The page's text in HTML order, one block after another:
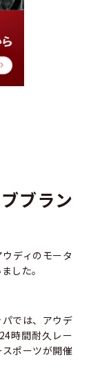
ブラン
ディのモータ
した。
では、アウデ
時間耐久レー
ポーツが開催